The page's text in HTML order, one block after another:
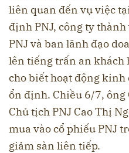
liên quan đến vụ việc
định PNJ, công ty
PNJ và ban lãnh đạo
lên tiếng trấn an khách
cho biết hoạt động
ổn định. Chiều 6/7, ông
Chủ tịch PNJ Cao Thị
mua vào cổ phiếu PNJ
giảm sàn liên tiếp.